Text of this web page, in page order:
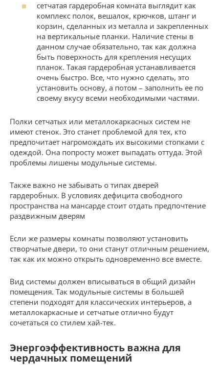
сетчатая гардеробная комната выглядит как
комплекс полок, вешалок, крючков, штанг и
корзин, сделанных из металла и закрепленных
на вертикальные планки. Наличие стены в
данном случае обязательно, так как должна
быть поверхность для крепления несущих
планок. Такая гардеробная устанавливается
очень быстро. Все, что нужно сделать, это
установить основу, а потом – заполнить ее по
своему вкусу всеми необходимыми частями.
Полки сетчатых или металлокаркасных систем не
имеют стенок. Это станет проблемой для тех, кто
предпочитает нагромождать их высокими стопками с
одеждой. Она попросту может выпадать оттуда. Этой
проблемы лишены модульные системы.
Также важно не забывать о типах дверей
гардеробных. В условиях дефицита свободного
пространства на мансарде стоит отдать предпочтение
раздвижным дверям
Если же размеры комнаты позволяют установить
створчатые двери, то они станут отличным решением,
так как их можно открыть одновременно все вместе.
Вид системы должен вписываться в общий дизайн
помещения. Так модульные системы в большей
степени подходят для классических интерьеров, а
металлокаркасные и сетчатые отлично будут
сочетаться со стилем хай-тек.
Энергоэффективность важна для
чердачных помещений